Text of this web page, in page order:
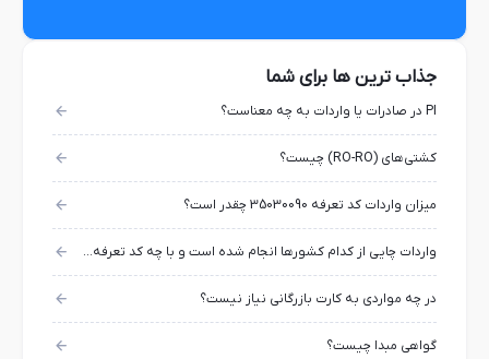
جذاب ترین ها برای شما
PI در صادرات یا واردات به چه معناست؟
کشتی‌های (RO-RO) چیست؟
میزان واردات کد تعرفه 35030090 چقدر است؟
واردات چایی از کدام کشورها انجام شده است و با چه کد تعرفه ای؟
در چه مواردی به کارت بازرگانی نیاز نیست؟
گواهی مبدا چیست؟